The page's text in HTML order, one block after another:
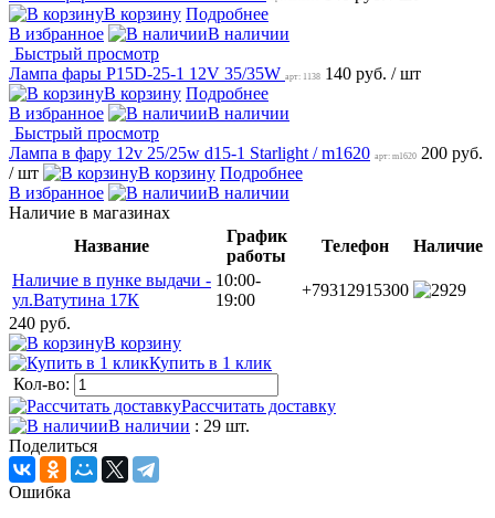
В корзину Подробнее
В избранное
В наличии
Быстрый просмотр
Лампа фары P15D-25-1 12V 35/35W арт: 1138 140 руб. / шт
В корзину Подробнее
В избранное
В наличии
Быстрый просмотр
Лампа в фару 12v 25/25w d15-1 Starlight / m1620 арт: m1620 200 руб.
/ шт
В корзину Подробнее
В избранное
В наличии
Наличие в магазинах
Название
График
работы
Телефон
Наличие
Наличие в пунке выдачи -
ул.Ватутина 17К
10:00-
19:00
+79312915300
29
240 руб.
В корзину
Купить в 1 клик
Кол-во:
Рассчитать доставку
В наличии : 29 шт.
Поделиться
Ошибка